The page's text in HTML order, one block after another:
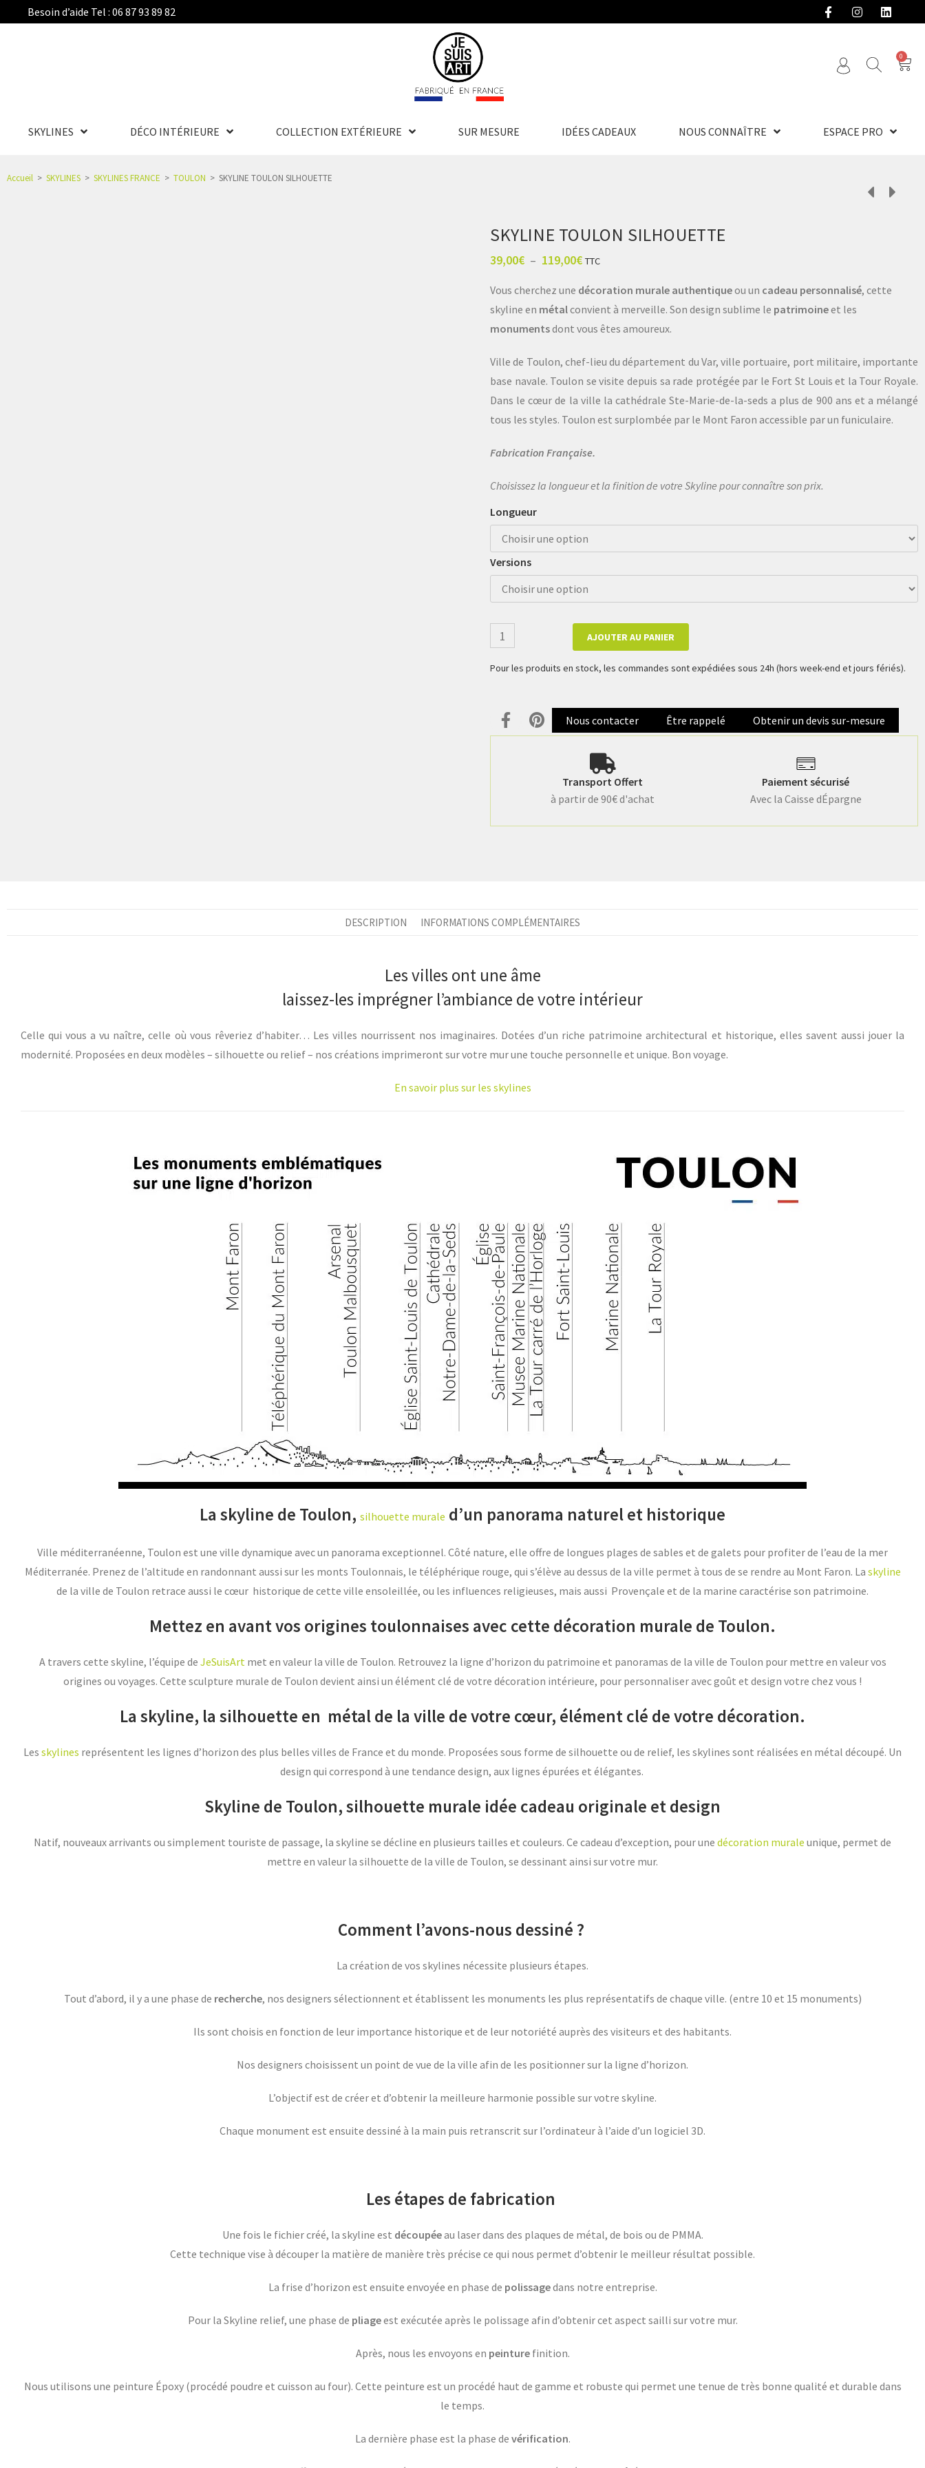
Besoin d’aide Tel : 06 87 93 89 82
0
SKYLINES DÉCO INTÉRIEURE COLLECTION EXTÉRIEURE SUR MESURE IDÉES CADEAUX NOUS CONNAÎTRE ESPACE PRO
Accueil > SKYLINES > SKYLINES FRANCE > TOULON > SKYLINE TOULON SILHOUETTE
SKYLINE TOULON SILHOUETTE
39,00€ – 119,00€ TTC
Vous cherchez une décoration murale authentiqueou un cadeau personnalisé, cette
skyline en métalconvient à merveille. Son design sublime le patrimoineet les
monumentsdont vous êtes amoureux.
Ville de Toulon, chef-lieu du département du Var, ville portuaire, port militaire, importante
base navale. Toulon se visite depuis sa rade protégée par le Fort St Louis et la Tour Royale.
Dans le cœur de la ville la cathédrale Ste-Marie-de-la-seds a plus de 900 ans et a mélangé
tous les styles. Toulon est surplombée par le Mont Faron accessible par un funiculaire.
Fabrication Française.
Choisissez la longueur et la finition de votre Skyline pour connaître son prix.
Longueur
Versions
AJOUTER AU PANIER
Pour les produits en stock, les commandes sont expédiées sous 24h (hors week-end et jours fériés).
Nous contacter Être rappelé Obtenir un devis sur-mesure
Transport Offert
à partir de 90€ d'achat
Paiement sécurisé
Avec la Caisse dÉpargne
DESCRIPTION INFORMATIONS COMPLÉMENTAIRES
Les villes ont une âme
laissez-les imprégner l’ambiance de votre intérieur
Celle qui vous a vu naître, celle où vous rêveriez d’habiter… Les villes nourrissent nos imaginaires. Dotées d’un riche patrimoine architectural et historique, elles savent aussi jouer la
modernité. Proposées en deux modèles – silhouette ou relief – nos créations imprimeront sur votre mur une touche personnelle et unique. Bon voyage.
En savoir plus sur les skylines
La skyline de Toulon, silhouette murale d’un panorama naturel et historique
Ville méditerranéenne, Toulon est une ville dynamique avec un panorama exceptionnel. Côté nature, elle offre de longues plages de sables et de galets pour profiter de l’eau de la mer
Méditerranée. Prenez de l’altitude en randonnant aussi sur les monts Toulonnais, le téléphérique rouge, qui s’élève au dessus de la ville permet à tous de se rendre au Mont Faron. La skyline
de la ville de Toulon retrace aussi le cœur historique de cette ville ensoleillée, ou les influences religieuses, mais aussi Provençale et de la marine caractérise son patrimoine.
Mettez en avant vos origines toulonnaises avec cette décoration murale de Toulon.
A travers cette skyline, l’équipe de JeSuisArtmet en valeur la ville de Toulon. Retrouvez la ligne d’horizon du patrimoine et panoramas de la ville de Toulon pour mettre en valeur vos
origines ou voyages. Cette sculpture murale de Toulon devient ainsi un élément clé de votre décoration intérieure, pour personnaliser avec goût et design votre chez vous !
La skyline, la silhouette en métal de la ville de votre cœur, élément clé de votre décoration.
Les skylines représentent les lignes d’horizon des plus belles villes de France et du monde. Proposées sous forme de silhouette ou de relief, les skylines sont réalisées en métal découpé. Un
design qui correspond à une tendance design, aux lignes épurées et élégantes.
Skyline de Toulon, silhouette murale idée cadeau originale et design
Natif, nouveaux arrivants ou simplement touriste de passage, la skyline se décline en plusieurs tailles et couleurs. Ce cadeau d’exception, pour une décoration murale unique, permet de
mettre en valeur la silhouette de la ville de Toulon, se dessinant ainsi sur votre mur.
Comment l’avons-nous dessiné ?
La création de vos skylines nécessite plusieurs étapes.
Tout d’abord, il y a une phase de recherche, nos designers sélectionnent et établissent les monuments les plus représentatifs de chaque ville. (entre 10 et 15 monuments)
Ils sont choisis en fonction de leur importance historique et de leur notoriété auprès des visiteurs et des habitants.
Nos designers choisissent un point de vue de la ville afin de les positionner sur la ligne d’horizon.
L’objectif est de créer et d’obtenir la meilleure harmonie possible sur votre skyline.
Chaque monument est ensuite dessiné à la main puis retranscrit sur l’ordinateur à l’aide d’un logiciel 3D.
Les étapes de fabrication
Une fois le fichier créé, la skyline est découpéeau laser dans des plaques de métal, de bois ou de PMMA.
Cette technique vise à découper la matière de manière très précise ce qui nous permet d’obtenir le meilleur résultat possible.
La frise d’horizon est ensuite envoyée en phase de polissagedans notre entreprise.
Pour la Skyline relief, une phase de pliageest exécutée après le polissage afin d’obtenir cet aspect sailli sur votre mur.
Après, nous les envoyons en peinture finition.
Nous utilisons une peinture Époxy (procédé poudre et cuisson au four). Cette peinture est un procédé haut de gamme et robuste qui permet une tenue de très bonne qualité et durable dans
le temps.
La dernière phase est la phase de vérification.